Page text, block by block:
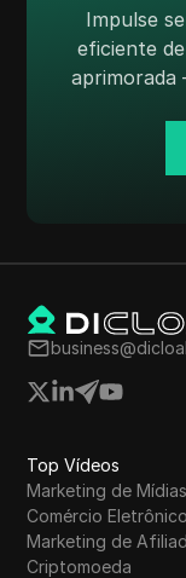
Target
Telegram
Twitter/X
Vimeo
VKontakte
Walmart
Impulse
eficiente
aprimorada
Top Vídeos
Marketing de
Comércio Eletrônico
Marketing de
Criptomoeda